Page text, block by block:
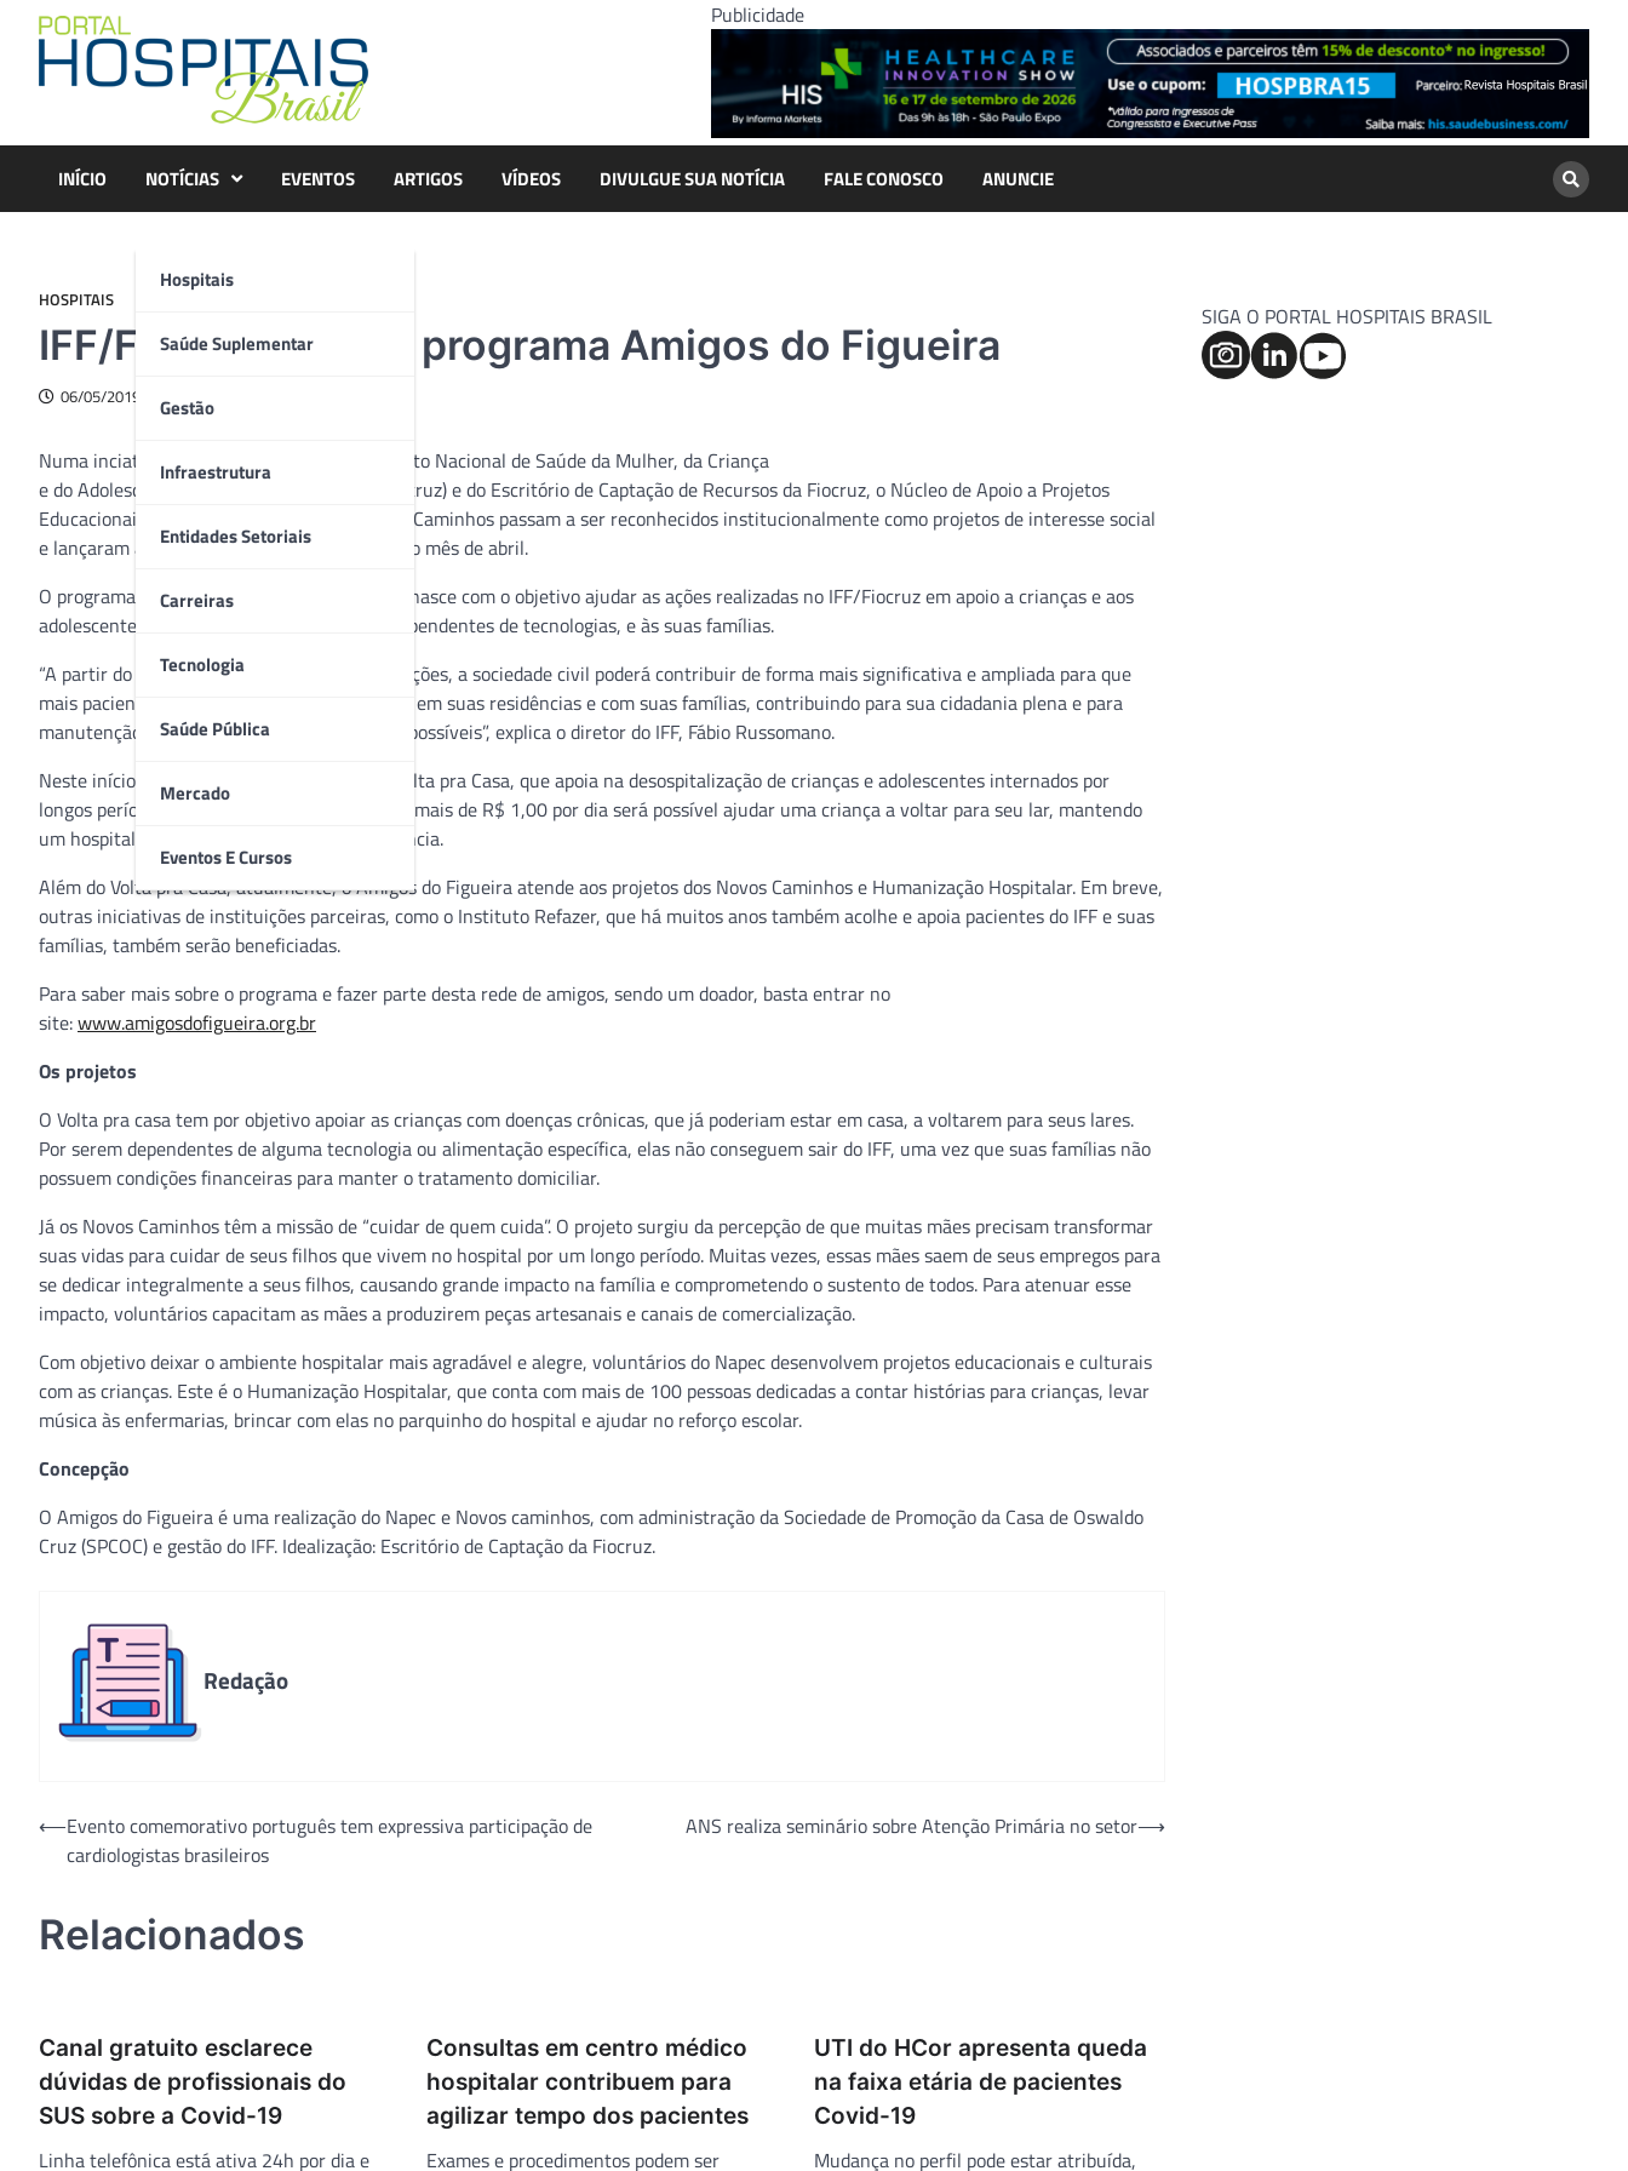
content
Publicidade
INÍCIO NOTÍCIAS
Hospitais
Saúde Suplementar
Gestão
Infraestrutura
Entidades Setoriais
Carreiras
Tecnologia
Saúde Pública
Mercado
Eventos E Cursos
EVENTOS ARTIGOS VÍDEOS DIVULGUE SUA NOTÍCIA FALE CONOSCO ANUNCIE
HOSPITAIS
IFF/Fiocruz lança o programa Amigos do Figueira
06/05/2019
Numa inciativa conjunta da direção do Instituto Nacional de Saúde da Mulher, da Criança
e do Adolescente Fernandes Figueira (IFF/Fiocruz) e do Escritório de Captação de Recursos da Fiocruz, o Núcleo de Apoio a Projetos
Educacionais e Culturais (Napec/IFF) e Novos Caminhos passam a ser reconhecidos institucionalmente como projetos de interesse social
e lançaram a campanha Amigos do Figueira no mês de abril.
O programa é uma rede de solidariedade que nasce com o objetivo ajudar as ações realizadas no IFF/Fiocruz em apoio a crianças e aos
adolescentes com condições complexas ou dependentes de tecnologias, e às suas famílias.
“A partir do incremento e regularidade de doações, a sociedade civil poderá contribuir de forma mais significativa e ampliada para que
mais pacientes possam ter condições de viver em suas residências e com suas famílias, contribuindo para sua cidadania plena e para
manutenção das melhores condições de vida possíveis”, explica o diretor do IFF, Fábio Russomano.
Neste início, a campanha focará no projeto Volta pra Casa, que apoia na desospitalização de crianças e adolescentes internados por
longos períodos. E com a doação de um pouco mais de R$ 1,00 por dia será possível ajudar uma criança a voltar para seu lar, mantendo
um hospitalar essencial para a sua sobrevivência.
Além do Volta pra Casa, atualmente, o Amigos do Figueira atende aos projetos dos Novos Caminhos e Humanização Hospitalar. Em breve,
outras iniciativas de instituições parceiras, como o Instituto Refazer, que há muitos anos também acolhe e apoia pacientes do IFF e suas
famílias, também serão beneficiadas.
Para saber mais sobre o programa e fazer parte desta rede de amigos, sendo um doador, basta entrar no
site:www.amigosdofigueira.org.br
Os projetos
O Volta pra casa tem por objetivo apoiar as crianças com doenças crônicas, que já poderiam estar em casa, a voltarem para seus lares.
Por serem dependentes de alguma tecnologia ou alimentação específica, elas não conseguem sair do IFF, uma vez que suas famílias não
possuem condições financeiras para manter o tratamento domiciliar.
Já os Novos Caminhos têm a missão de “cuidar de quem cuida”. O projeto surgiu da percepção de que muitas mães precisam transformar
suas vidas para cuidar de seus filhos que vivem no hospital por um longo período. Muitas vezes, essas mães saem de seus empregos para
se dedicar integralmente a seus filhos, causando grande impacto na família e comprometendo o sustento de todos. Para atenuar esse
impacto, voluntários capacitam as mães a produzirem peças artesanais e canais de comercialização.
Com objetivo deixar o ambiente hospitalar mais agradável e alegre, voluntários do Napec desenvolvem projetos educacionais e culturais
com as crianças. Este é o Humanização Hospitalar, que conta com mais de 100 pessoas dedicadas a contar histórias para crianças, levar
música às enfermarias, brincar com elas no parquinho do hospital e ajudar no reforço escolar.
Concepção
O Amigos do Figueira é uma realização do Napec e Novos caminhos, com administração da Sociedade de Promoção da Casa de Oswaldo
Cruz (SPCOC) e gestão do IFF. Idealização: Escritório de Captação da Fiocruz.
Redação
Navegação
⟵Evento comemorativo português tem expressiva participação de
cardiologistas brasileiros
ANS realiza seminário sobre Atenção Primária no setor⟶
Relacionados
Canal gratuito esclarece
dúvidas de profissionais do
SUS sobre a Covid-19
Linha telefônica está ativa 24h por dia e
Consultas em centro médico
hospitalar contribuem para
agilizar tempo dos pacientes
Exames e procedimentos podem ser
UTI do HCor apresenta queda
na faixa etária de pacientes
Covid-19
Mudança no perfil pode estar atribuída,
SIGA O PORTAL HOSPITAIS BRASIL